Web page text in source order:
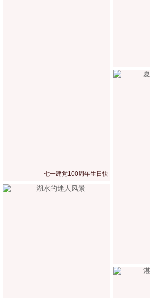
七一建党100周年生日快